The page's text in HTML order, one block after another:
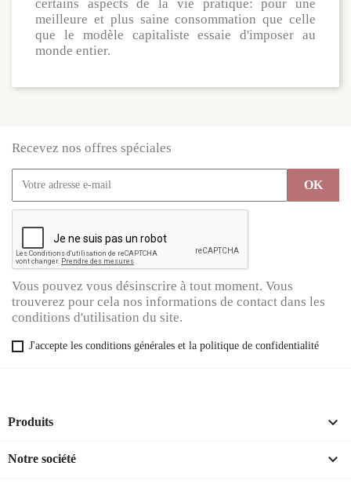
certains aspects de la vie pratique: pour une
meilleure et plus saine consommation que celle
que le modèle capitaliste essaie d'imposer au
monde entier.
Recevez nos offres spéciales
Vous pouvez vous désinscrire à tout moment. Vous
trouverez pour cela nos informations de contact dans les
conditions d'utilisation du site.
J'accepte les conditions générales et la politique de confidentialité
Produits 
Notre société
